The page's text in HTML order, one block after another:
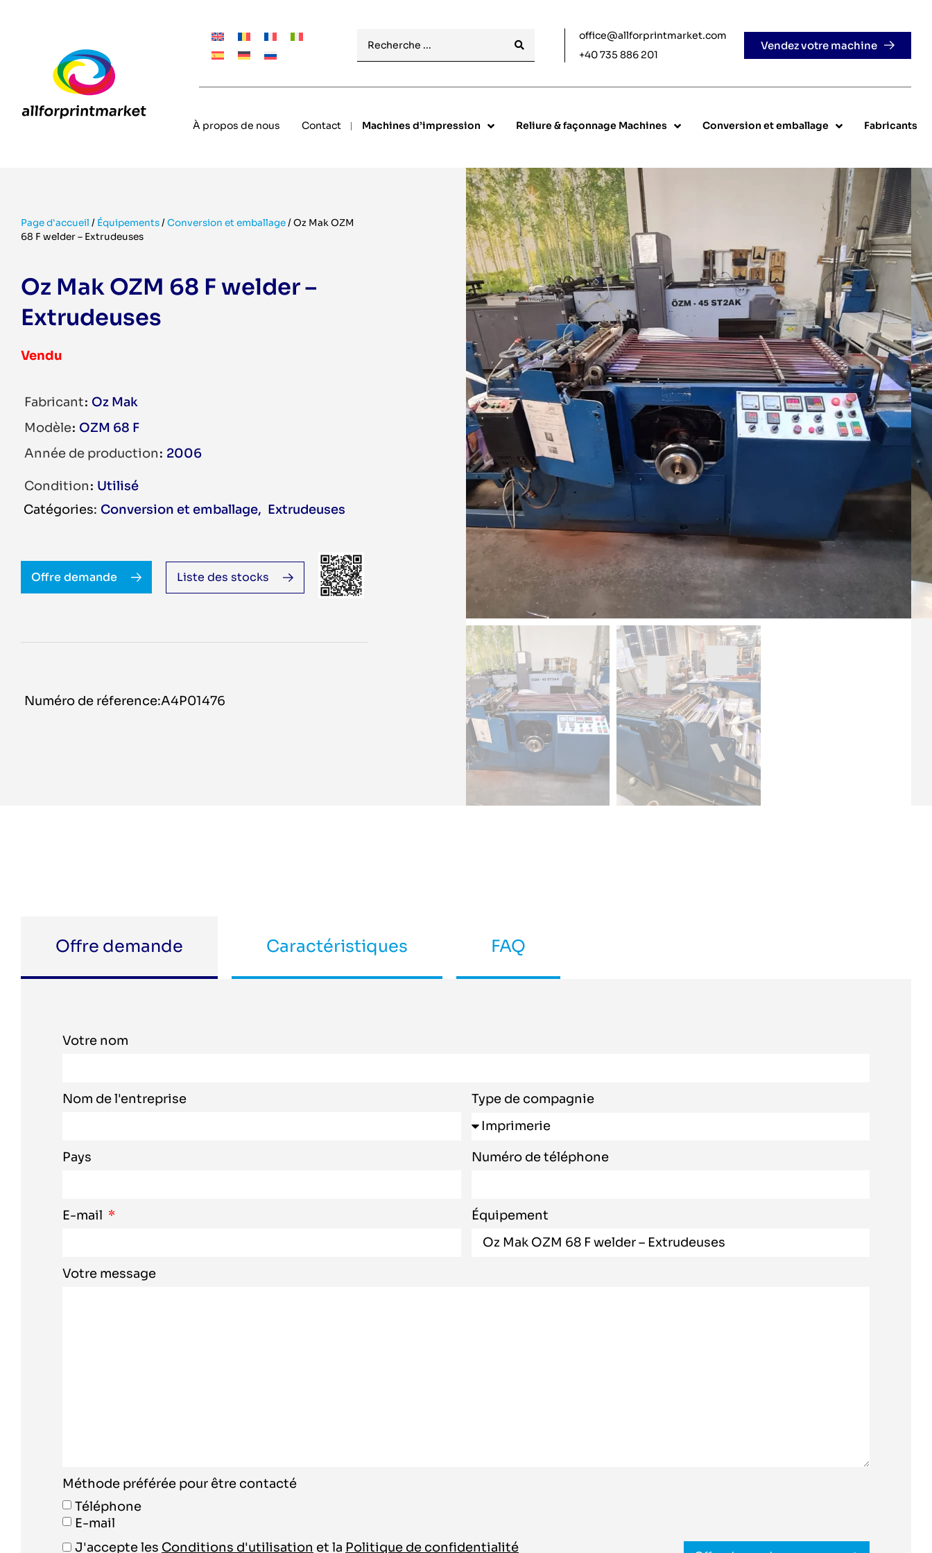
office@allforprintmarket.com
+40 735 886 201
Vendez votre machine
À propos de nous Contact Machines d’impression Reliure & façonnage Machines Conversion et emballage Fabricants
Page d'accueil / Équipements/Conversion et emballage/Oz Mak OZM
68 F welder – Extrudeuses
Oz Mak OZM 68 F welder –
Extrudeuses
Vendu
Fabricant Oz Mak
Modèle OZM 68 F
Année de production 2006
Condition Utilisé
Conversion et emballage
Extrudeuses
Offre demande Liste des stocks
Numéro de réference:A4P01476
Offre demande Caractéristiques FAQ
Votre nom
Nom de l'entreprise Type de compagnie
Pays Numéro de téléphone
E-mail Équipement
Votre message
Méthode préférée pour être contacté
Téléphone
E-mail
J'accepte les Conditions d'utilisation et la Politique de confidentialité